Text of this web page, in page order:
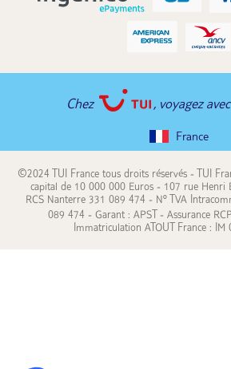
Chez , voyagez
France
©2024 TUI France tous droits réservés - TUI
capital de 10 000 000 Euros - 107 rue Henri
RCS Nanterre 331 089 474 - N° TVA
089 474 - Garant : APST - Assurance
Immatriculation ATOUT France :